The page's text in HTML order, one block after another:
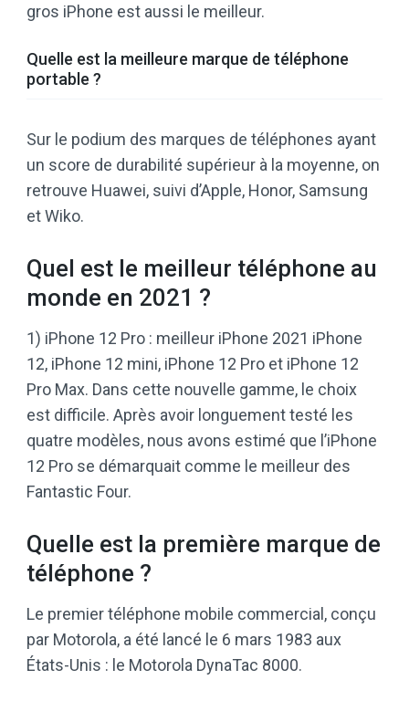
gros iPhone est aussi le meilleur.
Quelle est la meilleure marque de téléphone
portable ?
Sur le podium des marques de téléphones ayant
un score de durabilité supérieur à la moyenne, on
retrouve Huawei, suivi d’Apple, Honor, Samsung
et Wiko.
Quel est le meilleur téléphone au
monde en 2021 ?
1) iPhone 12 Pro : meilleur iPhone 2021 iPhone
12, iPhone 12 mini, iPhone 12 Pro et iPhone 12
Pro Max. Dans cette nouvelle gamme, le choix
est difficile. Après avoir longuement testé les
quatre modèles, nous avons estimé que l’iPhone
12 Pro se démarquait comme le meilleur des
Fantastic Four.
Quelle est la première marque de
téléphone ?
Le premier téléphone mobile commercial, conçu
par Motorola, a été lancé le 6 mars 1983 aux
États-Unis : le Motorola DynaTac 8000.